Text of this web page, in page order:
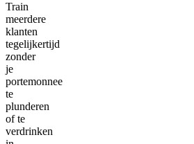
Train
meerdere
klanten
tegelijkertijd
zonder
je
portemonnee
te
plunderen
of te
verdrinken